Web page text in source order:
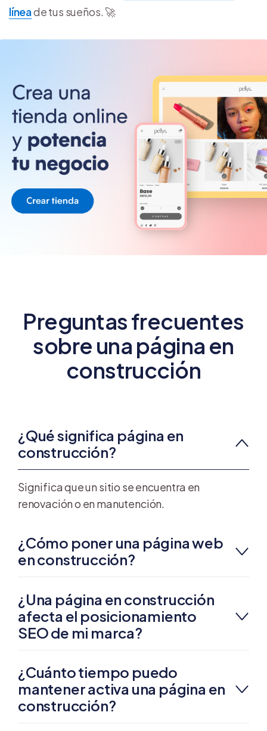
líneade tus sueños. 🚀
Preguntas frecuentes
sobre una página en
construcción
¿Qué significa página en
construcción?
Significa que un sitio se encuentra en
renovación o en manutención.
¿Cómo poner una página web
en construcción?
¿Una página en construcción
afecta el posicionamiento
SEO de mi marca?
¿Cuánto tiempo puedo
mantener activa una página en
construcción?